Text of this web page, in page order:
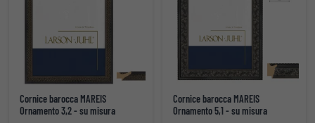
Cornice barocca MAREIS
Ornamento 3,2 - su misura
Cornice barocca MAREIS
Ornamento 5,1 - su misura